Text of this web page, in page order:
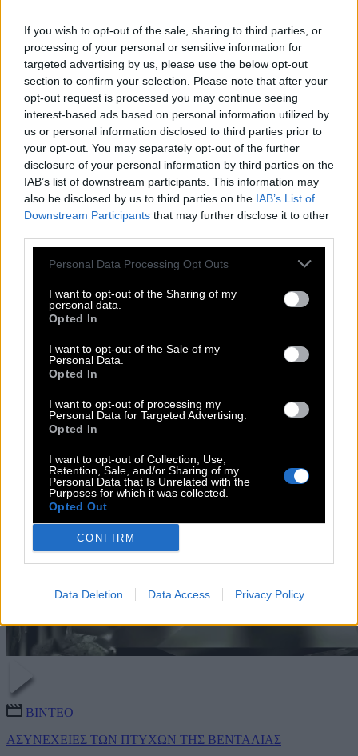
If you wish to opt-out of the sale, sharing to third parties, or
processing of your personal or sensitive information for
targeted advertising by us, please use the below opt-out
section to confirm your selection. Please note that after your
opt-out request is processed you may continue seeing
interest-based ads based on personal information utilized by
us or personal information disclosed to third parties prior to
your opt-out. You may separately opt-out of the further
disclosure of your personal information by third parties on the
IAB’s list of downstream participants. This information may
also be disclosed by us to third parties on the IAB’s List of
Downstream Participants that may further disclose it to other
Personal Data Processing Opt Outs
I want to opt-out of the Sharing of my
personal data.
Opted In
I want to opt-out of the Sale of my
Personal Data.
Opted In
I want to opt-out of processing my
Personal Data for Targeted Advertising.
Opted In
I want to opt-out of Collection, Use,
Retention, Sale, and/or Sharing of my
Personal Data that Is Unrelated with the
Purposes for which it was collected.
Opted Out
CONFIRM
Data Deletion Data Access Privacy Policy
Μιχάλης Γιαγκουνίδης, Ιωάννα Λιούτσια
βιντεο*ποίημα #σινεμά
ΒΙΝΤΕΟ
ΑΣΥΝΕΧΕΙΕΣ ΤΩΝ ΠΤΥΧΩΝ ΤΗΣ ΒΕΝΤΑΛΙΑΣ